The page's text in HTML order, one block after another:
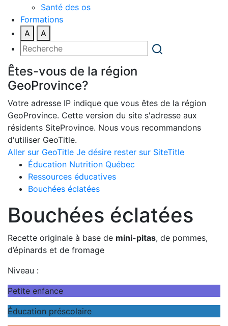
Santé des os
Formations
A
A
Êtes-vous de la région
GeoProvince?
Votre adresse IP indique que vous êtes de la région
GeoProvince. Cette version du site s'adresse aux
résidents SiteProvince. Nous vous recommandons
d'utiliser GeoTitle.
Aller sur GeoTitle Je désire rester sur SiteTitle
Éducation Nutrition Québec
Ressources éducatives
Bouchées éclatées
Bouchées éclatées
Recette originale à base de mini-pitas, de pommes,
d’épinards et de fromage
Niveau :
Petite enfance
Éducation préscolaire